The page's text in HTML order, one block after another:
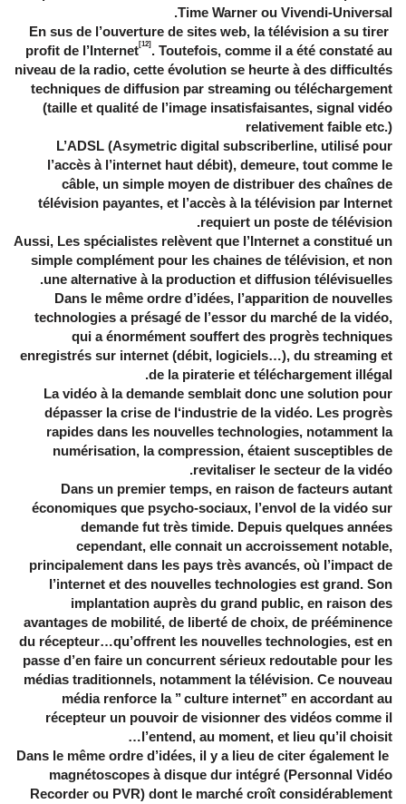
Time Warner ou Vivendi-Universal.
En sus de l’ouverture de sites web, la télévision a su tirer
profit de l’Internet[12]. Toutefois, comme il a été constaté au
niveau de la radio, cette évolution se heurte à des difficultés
techniques de diffusion par streaming ou téléchargement
(taille et qualité de l’image insatisfaisantes, signal vidéo
relativement faible etc.)
L’ADSL (Asymetric digital subscriberline, utilisé pour
l’accès à l’internet haut débit), demeure, tout comme le
câble, un simple moyen de distribuer des chaînes de
télévision payantes, et l’accès à la télévision par Internet
requiert un poste de télévision.
Aussi, Les spécialistes relèvent que l’Internet a constitué un
simple complément pour les chaines de télévision, et non
une alternative à la production et diffusion télévisuelles.
Dans le même ordre d’idées, l’apparition de nouvelles
technologies a présagé de l’essor du marché de la vidéo,
qui a énormément souffert des progrès techniques
enregistrés sur internet (débit, logiciels…), du streaming et
de la piraterie et téléchargement illégal.
La vidéo à la demande semblait donc une solution pour
dépasser la crise de l‘industrie de la vidéo. Les progrès
rapides dans les nouvelles technologies, notamment la
numérisation, la compression, étaient susceptibles de
revitaliser le secteur de la vidéo.
Dans un premier temps, en raison de facteurs autant
économiques que psycho-sociaux, l’envol de la vidéo sur
demande fut très timide. Depuis quelques années
cependant, elle connait un accroissement notable,
principalement dans les pays très avancés, où l’impact de
l’internet et des nouvelles technologies est grand. Son
implantation auprès du grand public, en raison des
avantages de mobilité, de liberté de choix, de prééminence
du récepteur…qu’offrent les nouvelles technologies, est en
passe d’en faire un concurrent sérieux redoutable pour les
médias traditionnels, notamment la télévision. Ce nouveau
média renforce la ’’ culture internet’’ en accordant au
récepteur un pouvoir de visionner des vidéos comme il
l’entend, au moment, et lieu qu’il choisit…
Dans le même ordre d’idées, il y a lieu de citer également le
magnétoscopes à disque dur intégré (Personnal Vidéo
Recorder ou PVR) dont le marché croît considérablement